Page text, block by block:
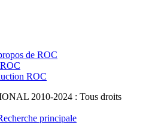
de ROC
ROC
2010-2024 : Tous droits
principale